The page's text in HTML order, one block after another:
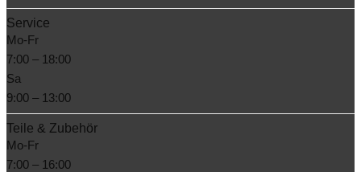
Service
Mo-Fr
7:00 – 18:00
Sa
9:00 – 13:00
Teile & Zubehör
Mo-Fr
7:00 – 16:00